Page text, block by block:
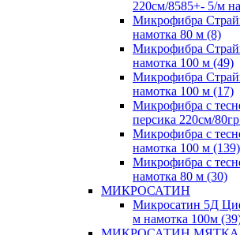
220см/8585+- 5/м
Микрофибра
намотка 80 м (8)
Микрофибра
намотка 100 м (49)
Микрофибра
намотка 100 м (17)
Микрофибра с
персика 220см/
Микрофибра с
намотка 100 м (139)
Микрофибра с
намотка 80 м (30)
МИКРОСАТИН
Микросатин 5Д
м намотка 100м